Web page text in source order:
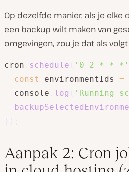
Op dezelfde manier, als je elke
een backup wilt maken van
omgevingen, zou je dat als
cron schedule '0 2 * * *'
const
environmentIds =
  console
log
'Running
Aanpak 2: Cron